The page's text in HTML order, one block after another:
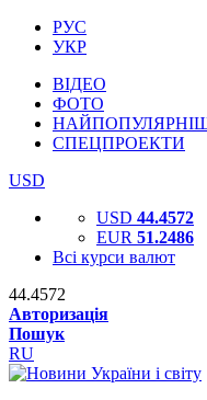
РУС
УКР
ВІДЕО
ФОТО
СПЕЦПРОЕКТИ
USD
USD 44.4572
EUR 51.2486
Всі курси валют
44.4572
Авторизація
Пошук
RU